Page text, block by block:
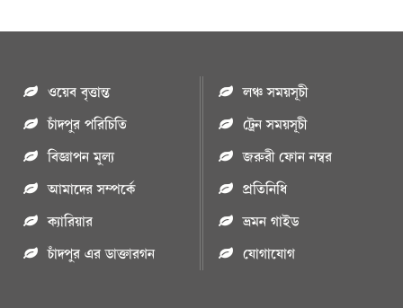
ওয়েব বৃত্তান্ত
চাঁদপুর পরিচিতি
বিজ্ঞাপন মুল্য
আমাদের সম্পর্কে
ক্যারিয়ার
চাঁদপুর এর ডাক্তারগন
লঞ্চ সময়সূচী
ট্রেন সময়সূচী
জরুরী ফোন নম্বর
প্রতিনিধি
ভ্রমন গাইড
যোগাযোগ